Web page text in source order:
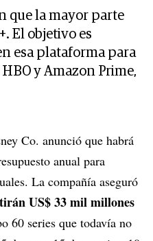
que la mayor parte
El objetivo es
esa plataforma para
y Amazon Prime,
Co. anunció que habrá
anual para
La compañía aseguró
US$ 33 mil millones
60 series que todavía no